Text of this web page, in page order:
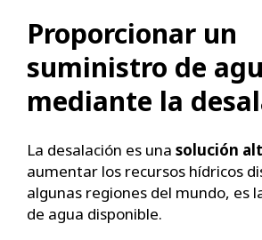
Proporcionar un
suministro de
mediante la
La desalación es una solución
aumentar los recursos hídricos
algunas regiones del mundo, es
de agua disponible.